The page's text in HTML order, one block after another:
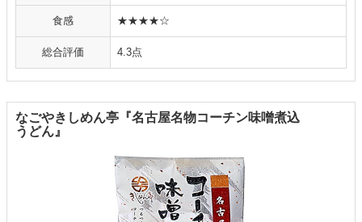
食感 ★★★★☆
総合評価 4.3点
なごやきしめん亭『名古屋名物コーチン味噌煮込
うどん』